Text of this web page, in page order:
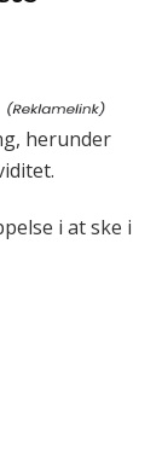
herunder
i at ske i